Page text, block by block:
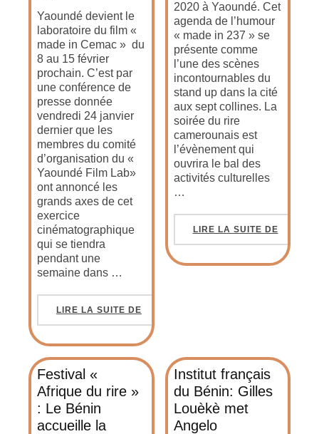
Yaoundé devient le
laboratoire du film «
made in Cemac » du
8 au 15 février
prochain. C’est par
une conférence de
presse donnée
vendredi 24 janvier
dernier que les
membres du comité
d’organisation du «
Yaoundé Film Lab»
ont annoncé les
grands axes de cet
exercice
cinématographique
qui se tiendra
pendant une
semaine dans …
LIRE LA SUITE DE
2020 à Yaoundé. Cet
agenda de l’humour
« made in 237 » se
présente comme
l’une des scènes
incontournables du
stand up dans la cité
aux sept collines. La
soirée du rire
camerounais est
l’évènement qui
ouvrira le bal des
activités culturelles
…
LIRE LA SUITE DE
Festival «
Afrique du rire »
: Le Bénin
accueille la
Institut français
du Bénin: Gilles
Louèkè met
Angelo